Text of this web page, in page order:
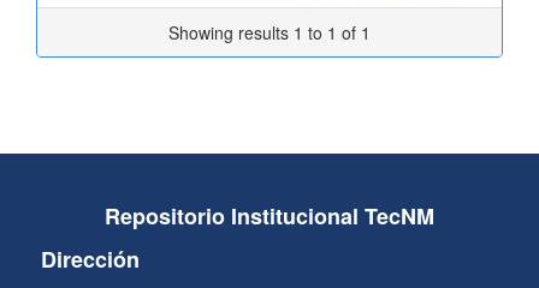
Showing results 1 to 1 of 1
Repositorio Institucional TecNM
Dirección